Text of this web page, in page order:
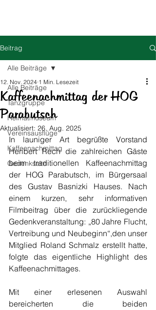
Beitrag
Alle Beiträge
Tanzgruppe
Heimatmuseum
Vereinsausflüge
Kaffeenachmittag
Gedenkseite
Alle Beiträge
Kaffeenachmittag der HOG
Parabutsch
12. Nov. 2024 1 Min. Lesezeit
Aktualisiert: 26. Aug. 2025
In launiger Art begrüßte Vorstand
Heribert Rech die zahlreichen Gäste
beim traditionellen Kaffeenachmittag
der HOG Parabutsch, im Bürgersaal
des Gustav Basnizki Hauses. Nach
einem kurzen, sehr informativen
Filmbeitrag über die zurückliegende
Gedenkveranstaltung: „80 Jahre Flucht,
Vertreibung und Neubeginn“,den unser
Mitglied Roland Schmalz erstellt hatte,
folgte das eigentliche Highlight des
Kaffeenachmittages.
Mit einer erlesenen Auswahl
bereicherten die beiden